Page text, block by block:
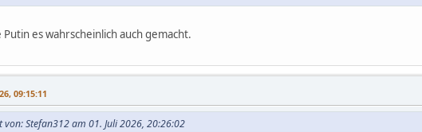
Putin es wahrscheinlich auch gemacht.
09:15:11
von: Stefan312 am 01. Juli 2026, 20:26:02